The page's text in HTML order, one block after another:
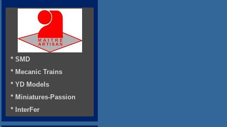
* SMD
* Mecanic Trains
* YD Models
* Miniatures-Passion
* InterFer